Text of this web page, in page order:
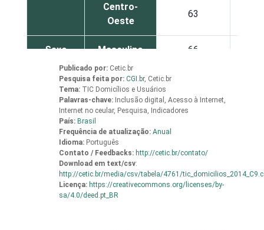
Centro-
Oeste
63
Sexo Masculino 66
Feminino
Grau de
instrução
Analfabeto /
infantil
Fundamental
Médio
Publicado por: Cetic.br
Pesquisa feita por: CGI.br, Cetic.br
Tema: TIC Domicílios e Usuários
Palavras-chave: Inclusão digital, Acesso à Internet,
Internet no ceular, Pesquisa, Indicadores
País: Brasil
Frequência de atualização: Anual
Idioma: Português
Contato / Feedbacks: http://cetic.br/contato/
Download em text/csv:
http://cetic.br/media/csv/tabela/4761/
Licença: https://creativecommons.org/licenses/by-
sa/4.0/deed.pt_BR